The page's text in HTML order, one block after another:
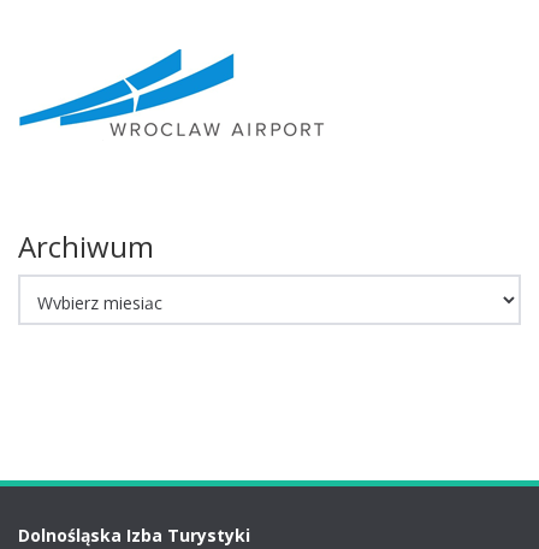
Archiwum
Dolnośląska Izba Turystyki